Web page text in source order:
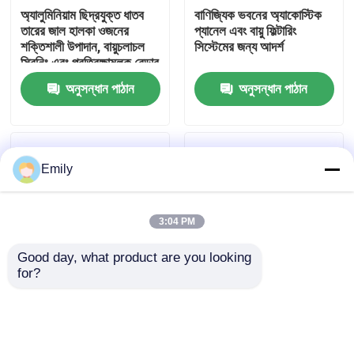
কারখানা পরিদর্শন
গুণমান নিয়ন্ত্রণ
আমাদের সাথে যোগাযোগ করুন
খবর
অ্যালুমিনিয়াম ছিদ্রযুক্ত ধাতব
তারের জাল হালকা ওজনের
শক্তিশালী উপাদান, বায়ুচলাচল
স্ক্রিনিং এবং প্রতিরক্ষামূলক বেড়ার
জন্য আদর্শ
অনুসন্ধান পাঠান
বাণিজ্যিক ভবনের অ্যাকোস্টিক
প্যানেল এবং বায়ু ফিল্টারিং
সিস্টেমের জন্য আদর্শ
অনুসন্ধান পাঠান
Emily
3:04 PM
Good day, what product are you looking
for?